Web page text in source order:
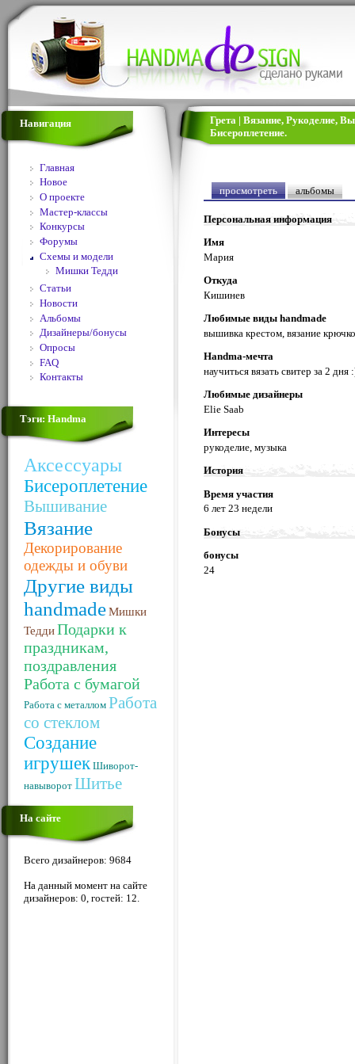
Навигация
Главная
Новое
О проекте
Мастер-классы
Конкурсы
Форумы
Схемы и модели
Мишки Тедди
Статьи
Новости
Альбомы
Дизайнеры/бонусы
Опросы
FAQ
Контакты
Тэги: Handma
Аксессуары
Бисероплетение
Вышивание
Вязание
Декорирование
одежды и обуви
Другие виды
handmadeМишки
ТеддиПодарки к
праздникам,
поздравления
Работа с бумагой
Работа с металлом Работа
со стеклом
Создание
игрушек Шиворот-
навыворот Шитье
На сайте
Всего дизайнеров: 9684
На данный момент на сайте
дизайнеров: 0, гостей: 12.
Грета | Вязание, Рукоделие,
Бисероплетение.
просмотреть альбомы
Персональная информация
Имя
Мария
Откуда
Кишинев
Любимые виды handmade
вышивка крестом, вязание
Handma-мечта
научиться вязать свитер за 2 дня
Любимые дизайнеры
Elie Saab
Интересы
рукоделие, музыка
История
Время участия
6 лет 23 недели
Бонусы
бонусы
24